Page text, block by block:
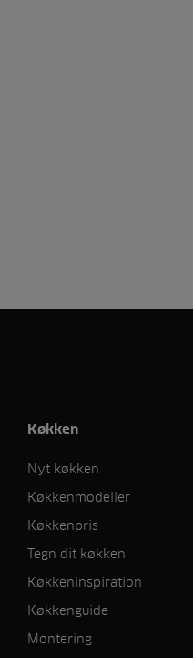
Køkken
Nyt køkken
Køkkenmodeller
Køkkenpris
Tegn dit køkken
Køkkeninspiration
Køkkenguide
Montering